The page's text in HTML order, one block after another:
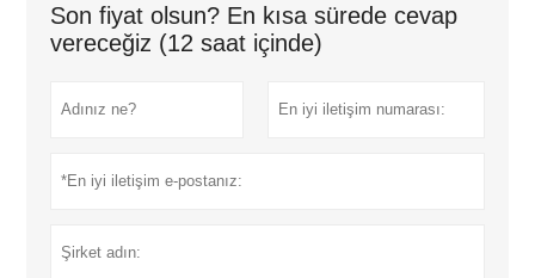
Son fiyat olsun? En kısa sürede cevap
vereceğiz (12 saat içinde)